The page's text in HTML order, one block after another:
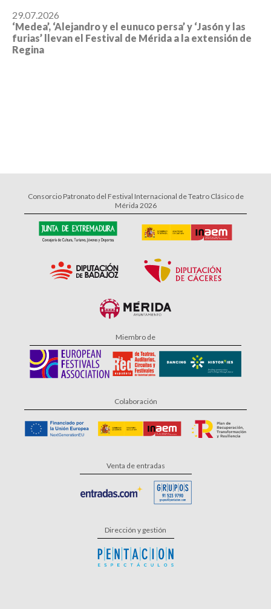
29.07.2026
‘Medea’, ‘Alejandro y el eunuco persa’ y ‘Jasón y las
furias’ llevan el Festival de Mérida a la extensión de
Regina
Consorcio Patronato del Festival Internacional de Teatro Clásico de
Mérida 2026
Miembro de
Colaboración
Venta de entradas
Dirección y gestión